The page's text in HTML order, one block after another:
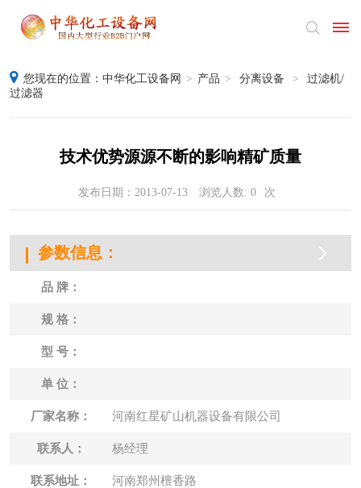
产
品
会
您现在的位置： 中华化工设备网 > 产品 > 分离设备 >
过滤机/
过滤器
技术优势源源不断的影响精矿质量
发布日期：2013-07-13 浏览人数: 0 次
参数信息：
品 牌：
规 格：
型 号：
单 位：
厂家名称： 河南红星矿山机器设备有限公司
联系人： 杨经理
联系地址： 河南郑州檀香路